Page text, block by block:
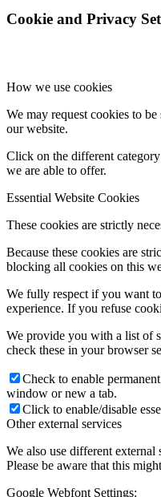
Cookie and Privacy
How we use cookies
We may request cookies to
our website.
Click on the different
we are able to offer.
Essential Website Cookies
These cookies are strictly
Because these cookies are
blocking all cookies on this
We fully respect if you want
experience. If you refuse
We provide you with a list of
check these in your browser
Check to enable
window or new a tab.
Click to enable/disable
Other external services
We also use different
Please be aware that this
Google Webfont Settings: